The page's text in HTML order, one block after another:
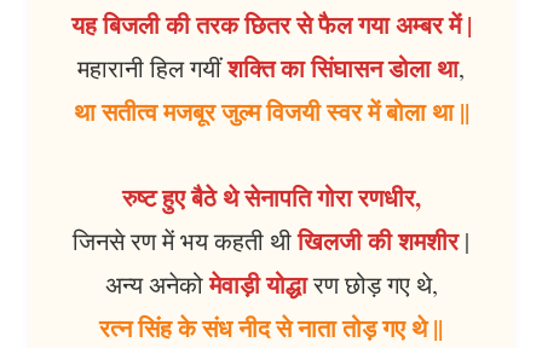
यह बिजली की तरक छितर से फैल गया अम्बर में |
महारानी हिल गयींशक्ति का सिंघासन डोला था,
था सतीत्व मजबूर जुल्म विजयी स्वर में बोला था ||
रुष्ट हुए बैठे थे सेनापति गोरा रणधीर,
जिनसे रण में भय कहती थीखिलजी की शमशीर|
अन्य अनेकोमेवाड़ी योद्धारण छोड़ गए थे,
रत्न सिंह के संध नीद से नाता तोड़ गए थे ||